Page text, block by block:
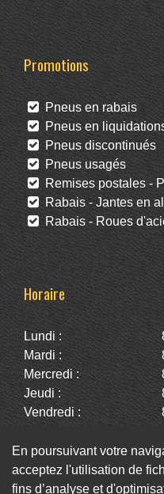
Promotions
Pneus en rabais
Pneus en
Pneus discontinués
Pneus usagés
Remises postales -
Rabais - Jantes en
Rabais - Roues
Horaire
Lundi :
Mardi :
Mercredi :
Jeudi :
Vendredi :
Dimanche :
En poursuivant votre
acceptez l'utilisation de
fins d’analyse et